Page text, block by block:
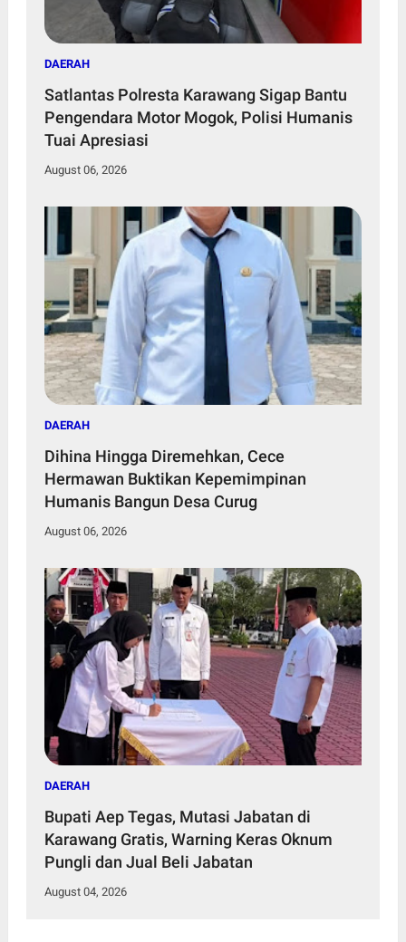
DAERAH
Satlantas Polresta Karawang Sigap Bantu
Pengendara Motor Mogok, Polisi Humanis
Tuai Apresiasi
August 06, 2026
DAERAH
Dihina Hingga Diremehkan, Cece
Hermawan Buktikan Kepemimpinan
Humanis Bangun Desa Curug
August 06, 2026
DAERAH
Bupati Aep Tegas, Mutasi Jabatan di
Karawang Gratis, Warning Keras Oknum
Pungli dan Jual Beli Jabatan
August 04, 2026